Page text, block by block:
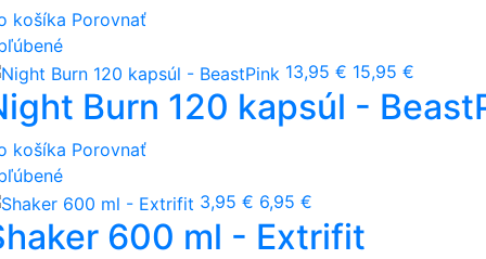
košíka Porovnať
13,95 € 15,95 €
Burn 120 kapsúl -
košíka Porovnať
3,95 € 6,95 €
600 ml - Extrifit